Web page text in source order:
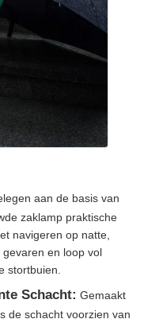
aan de basis van
zaklamp praktische
navigeren op natte,
en loop vol
stortbuien.
Schacht: Gemaakt
de schacht voorzien van